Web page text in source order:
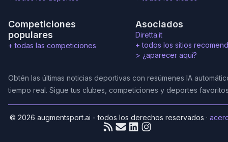
Competiciones
populares
+ todas las competiciones
Asociados
Diretta.it
+ todos los sitios
> ¿aparecer aquí?
Obtén las últimas noticias deportivas con resúmenes IA
tiempo real. Sigue tus clubes, competiciones y deportes
© 2026 augmentsport.ai - todos los derechos reservados ·